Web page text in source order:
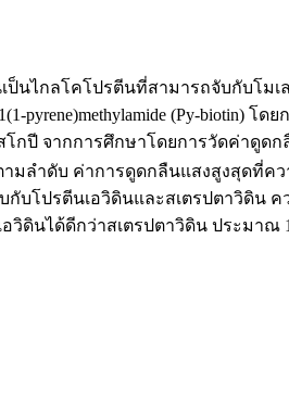
นไกลโคโปรตีนที่สามารถจับกับโมเ
pyrene)methylamide (Py-biotin)
กปี จากการศึกษาโดยการวัดค่าดูดก
ามลำดับ ค่าการดูดกลืนแสงสูงสุดที่ค
กับโปรตีนเอวิดินและสเตรปตาวิดิน
วิดินได้ดีกว่าสเตรปตาวิดิน ประมาณ